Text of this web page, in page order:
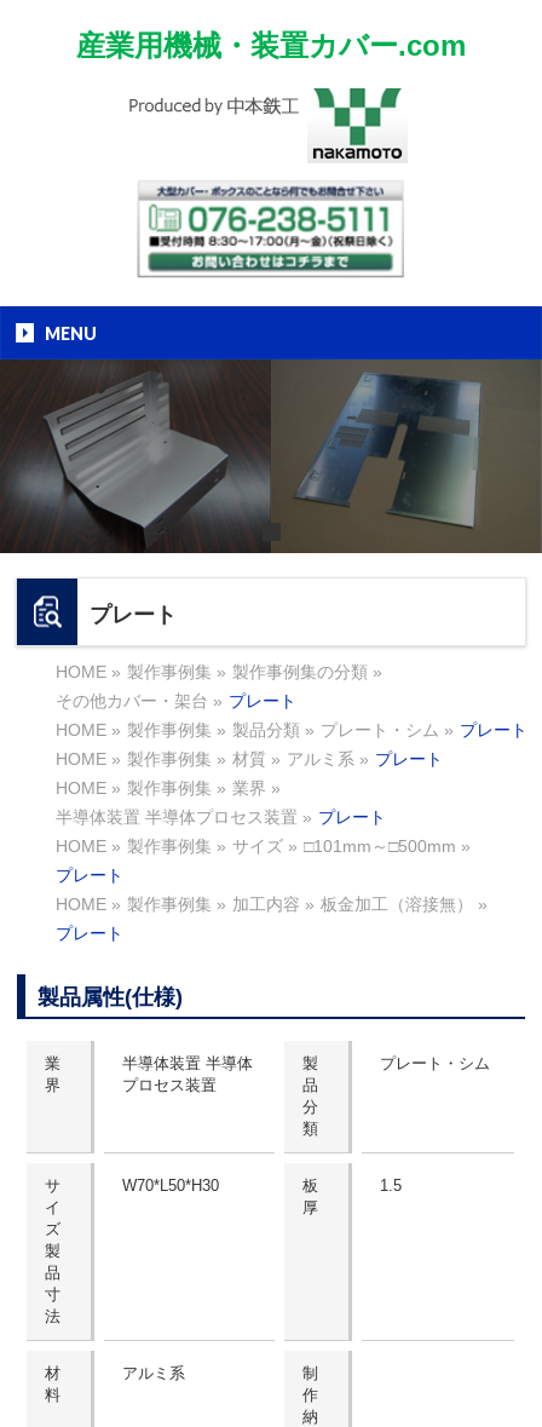
産業用機械・装置カバー.com
MENU
プレート
HOME » 製作事例集 » 製作事例集の分類 »
その他カバー・架台 » プレート
HOME » 製作事例集 » 製品分類 » プレート・シム » プレート
HOME » 製作事例集 » 材質 » アルミ系 » プレート
HOME » 製作事例集 » 業界 »
半導体装置 半導体プロセス装置 » プレート
HOME » 製作事例集 » サイズ » □101mm～□500mm »
プレート
HOME » 製作事例集 » 加工内容 » 板金加工（溶接無）
»
プレート
製品属性(仕様)
業
界
半導体装置 半導体
プロセス装置
製
品
分
類
プレート・シム
サ
イ
ズ
製
品
寸
法
W70*L50*H30
板
厚
1.5
材
料
アルミ系
制
作
納